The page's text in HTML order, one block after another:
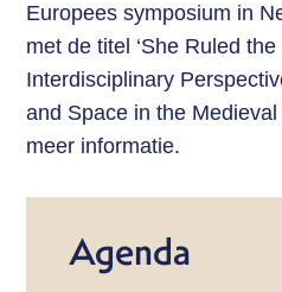
Europees symposium in
met de titel ‘She Ruled the
Interdisciplinary
and Space in the
meer informatie.
Agenda